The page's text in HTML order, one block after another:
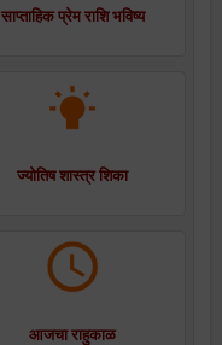
साप्ताहिक प्रेम राशि भविष्य
ज्योतिष शास्त्र शिका
आजचा राहुकाळ